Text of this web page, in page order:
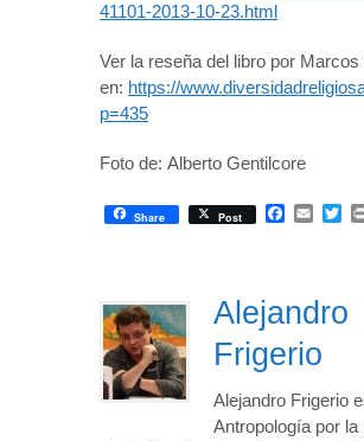
41101-2013-10-23.html
Ver la reseña del libro por Marcos
en: https://
p=435
Foto de: Alberto Gentilcore
Share Post Email
Alejandro
Frigerio
Alejandro Frigerio
Antropología por